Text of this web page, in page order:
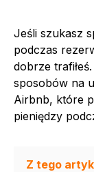
Jeśli szukasz
podczas
dobrze
sposobów na
Airbnb, które
pieniędzy
Z tego